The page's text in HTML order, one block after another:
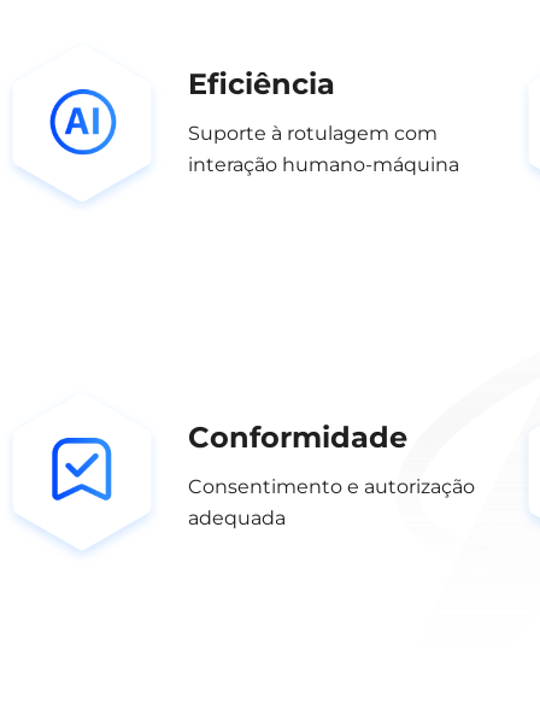
Eficiência
Suporte à rotulagem com
interação humano-máquina
Conformidade
Consentimento e autorização
adequada